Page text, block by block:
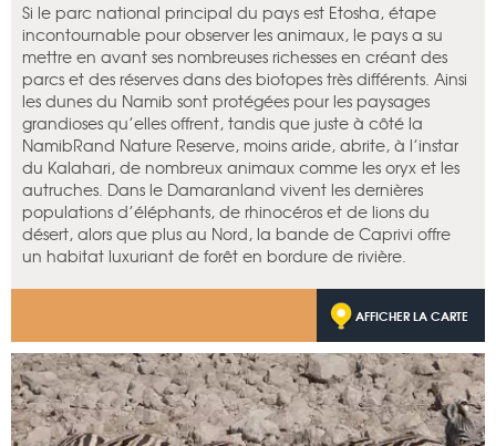
Si le parc national principal du pays est Etosha, étape
incontournable pour observer les animaux, le pays a su
mettre en avant ses nombreuses richesses en créant des
parcs et des réserves dans des biotopes très différents. Ainsi
les dunes du Namib sont protégées pour les paysages
grandioses qu’elles offrent, tandis que juste à côté la
NamibRand Nature Reserve, moins aride, abrite, à l’instar
du Kalahari, de nombreux animaux comme les oryx et les
autruches. Dans le Damaranland vivent les dernières
populations d’éléphants, de rhinocéros et de lions du
désert, alors que plus au Nord, la bande de Caprivi offre
un habitat luxuriant de forêt en bordure de rivière.
AFFICHER LA CARTE